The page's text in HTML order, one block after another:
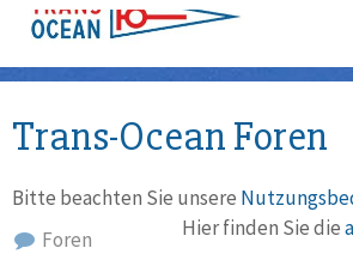
Trans-Ocean Foren
Bitte beachten Sie unsere
Hier finden Sie die
Foren